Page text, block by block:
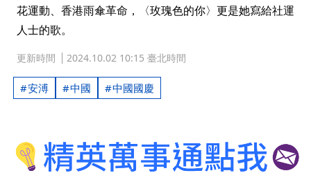
花運動、香港雨傘革命，〈玫瑰色的你〉更是她寫給社運
人士的歌。
更新時間 2024.10.02 10:15 臺北時間
安溥 中國 中國國慶